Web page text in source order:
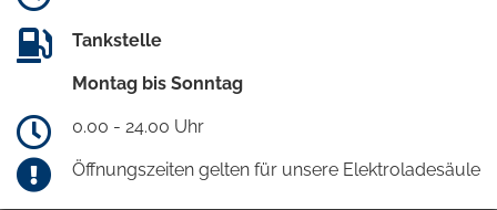
Tankstelle
Montag bis Sonntag
0.00 - 24.00 Uhr
Öffnungszeiten gelten für unsere Elektroladesäule